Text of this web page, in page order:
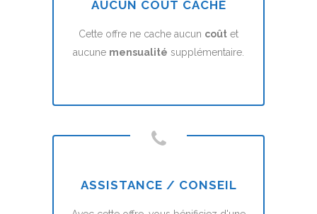
AUCUN COÛT CACHÉ
Cette offre ne cache aucun coût et
aucune mensualité supplémentaire.
ASSISTANCE / CONSEIL